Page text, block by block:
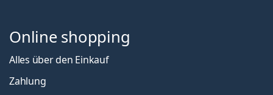
Online shopping
Alles über den Einkauf
Zahlung